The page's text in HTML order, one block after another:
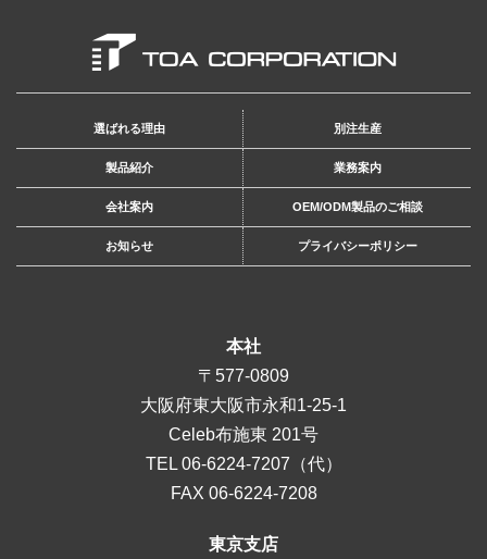
選ばれる理由 別注生産
製品紹介 業務案内
会社案内 OEM/ODM製品のご相談
お知らせ プライバシーポリシー
本社
〒577-0809
大阪府東大阪市永和1-25-1
Celeb布施東 201号
TEL 06-6224-7207 （代）
FAX 06-6224-7208
東京支店